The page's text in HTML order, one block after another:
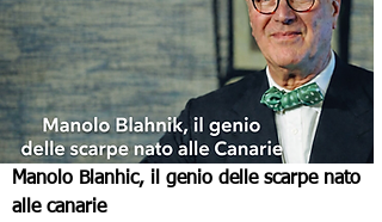
Manolo Blanhic, il genio delle scarpe nato
alle canarie